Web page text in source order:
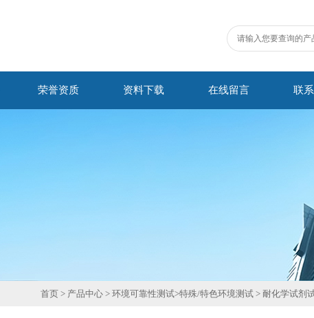
荣誉资质 资料下载 在线留言 联
首页 > 产品中心 > 环境可靠性测试>特殊/特色环境测试 > 耐化学试剂